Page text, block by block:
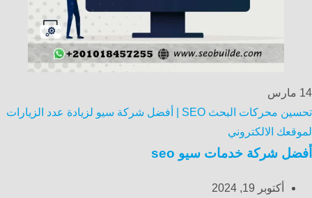
14 مارس
تحسين محركات البحث SEO | أفضل شركة سيو لزيادة عدد الزيارات
لموقعك الالكتروني
أفضل شركة خدمات سيو seo
أكتوبر 19, 2024